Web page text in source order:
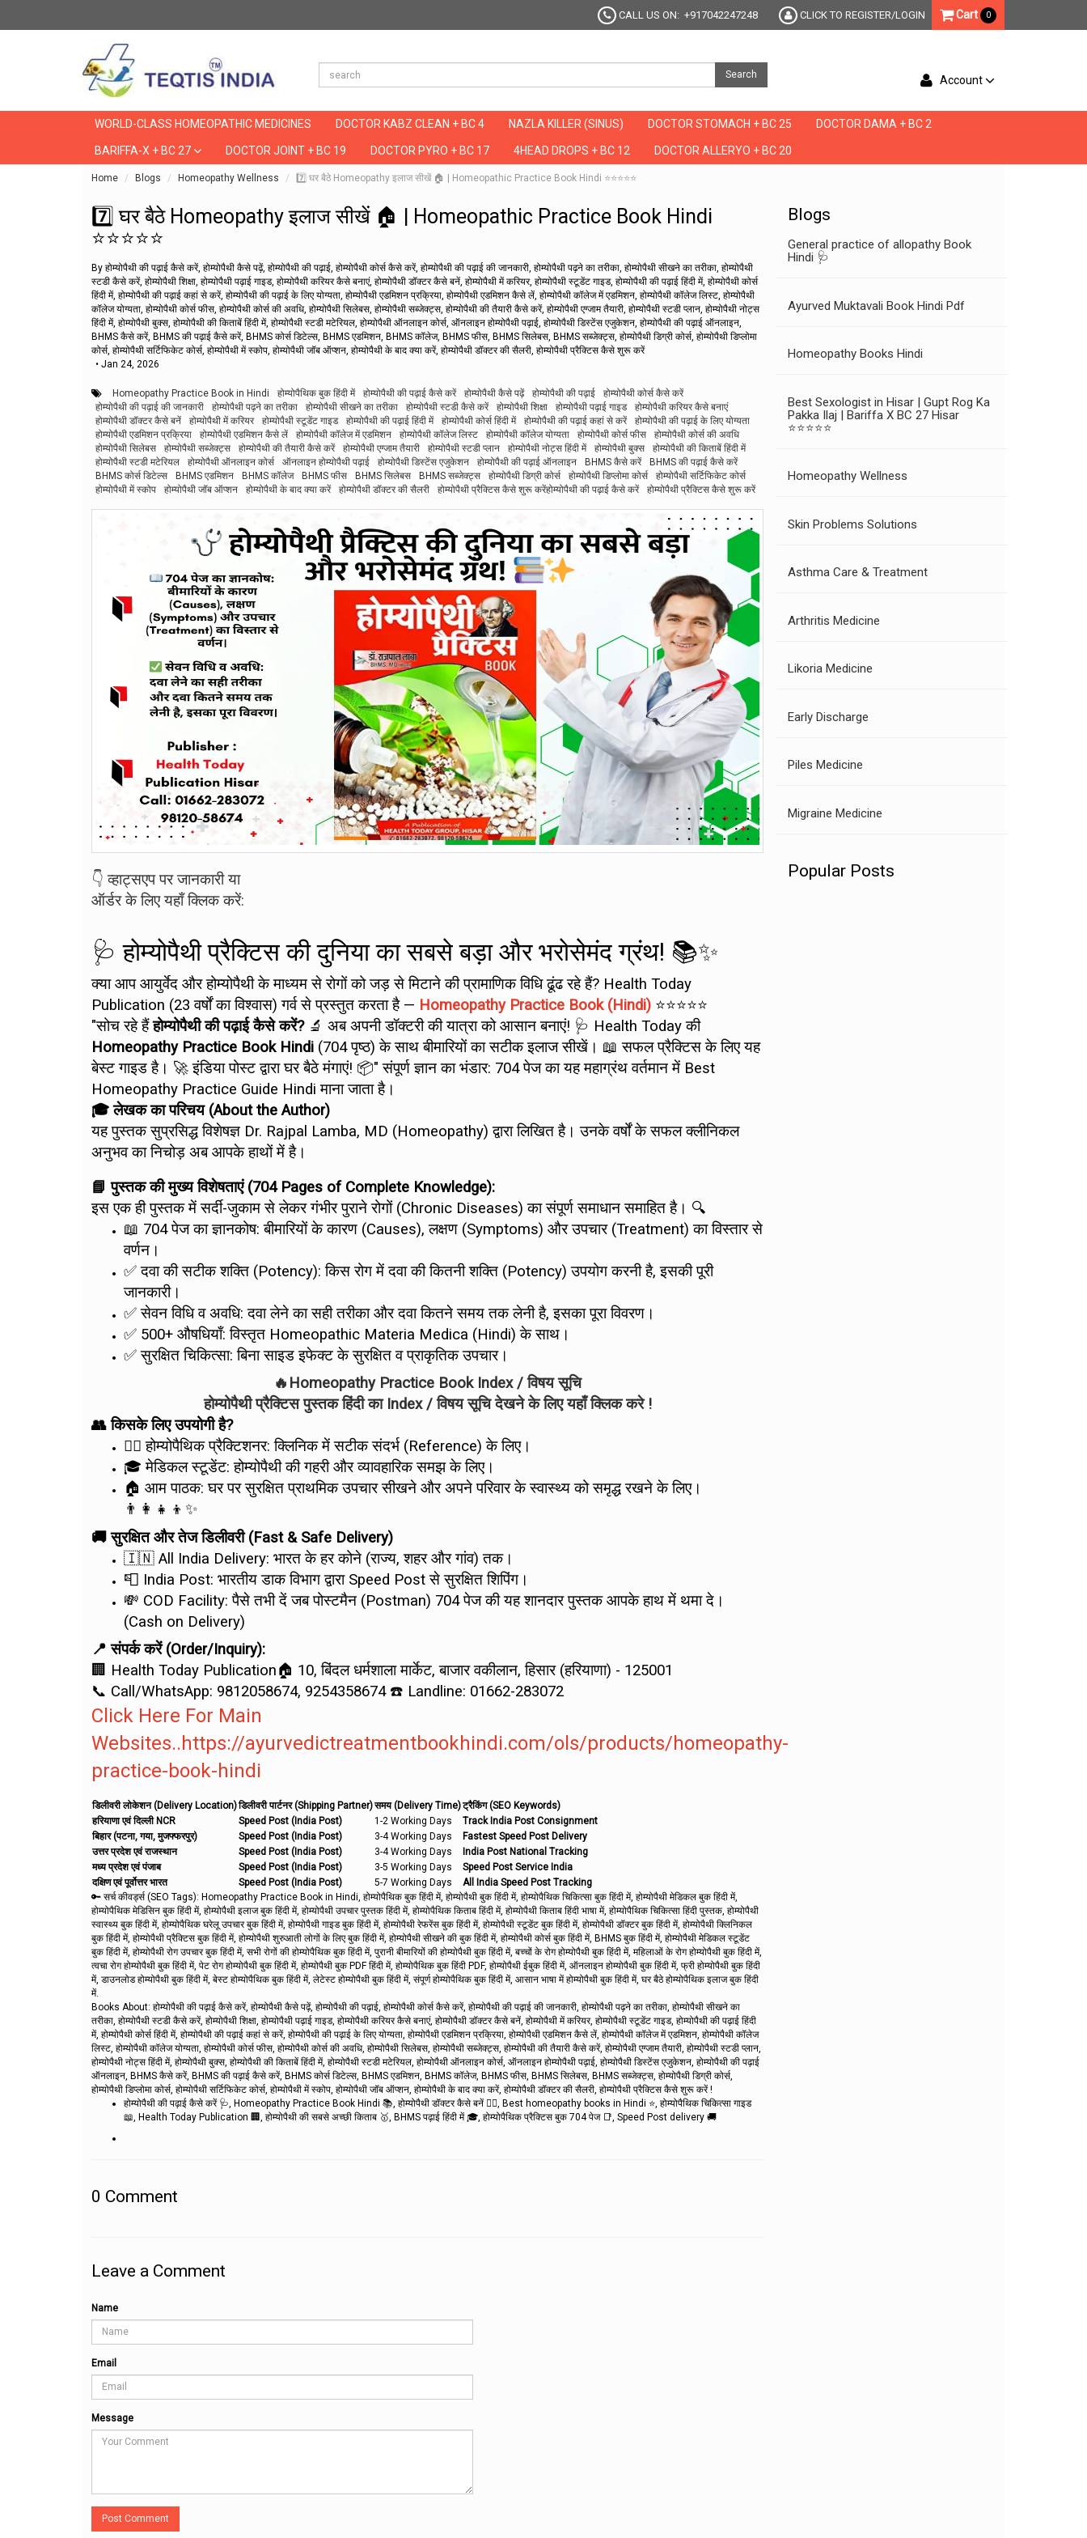
CALL US ON: +917042247248 CLICK TO REGISTER/LOGIN Cart 0
Search Account
WORLD-CLASS HOMEOPATHIC MEDICINES DOCTOR KABZ CLEAN + BC 4 NAZLA KILLER (SINUS) DOCTOR STOMACH + BC 25 DOCTOR DAMA + BC 2
BARIFFA-X + BC 27 DOCTOR JOINT + BC 19 DOCTOR PYRO + BC 17 4HEAD DROPS + BC 12 DOCTOR ALLERYO + BC 20
Home Blogs Homeopathy Wellness 7️⃣ घर बैठे Homeopathy इलाज सीखें 🏠 | Homeopathic Practice Book Hindi ⭐⭐⭐⭐⭐
7️⃣ घर बैठे Homeopathy इलाज सीखें 🏠 | Homeopathic Practice Book Hindi
⭐⭐⭐⭐⭐
By होम्योपैथी की पढ़ाई कैसे करें, होम्योपैथी कैसे पढ़ें, होम्योपैथी की पढ़ाई, होम्योपैथी कोर्स कैसे करें, होम्योपैथी की पढ़ाई की जानकारी, होम्योपैथी पढ़ने का तरीका, होम्योपैथी सीखने का तरीका, होम्योपैथी
स्टडी कैसे करें, होम्योपैथी शिक्षा, होम्योपैथी पढ़ाई गाइड, होम्योपैथी करियर कैसे बनाएं, होम्योपैथी डॉक्टर कैसे बनें, होम्योपैथी में करियर, होम्योपैथी स्टूडेंट गाइड, होम्योपैथी की पढ़ाई हिंदी में, होम्योपैथी कोर्स
हिंदी में, होम्योपैथी की पढ़ाई कहां से करें, होम्योपैथी की पढ़ाई के लिए योग्यता, होम्योपैथी एडमिशन प्रक्रिया, होम्योपैथी एडमिशन कैसे लें, होम्योपैथी कॉलेज में एडमिशन, होम्योपैथी कॉलेज लिस्ट, होम्योपैथी
कॉलेज योग्यता, होम्योपैथी कोर्स फीस, होम्योपैथी कोर्स की अवधि, होम्योपैथी सिलेबस, होम्योपैथी सब्जेक्ट्स, होम्योपैथी की तैयारी कैसे करें, होम्योपैथी एग्जाम तैयारी, होम्योपैथी स्टडी प्लान, होम्योपैथी नोट्स
हिंदी में, होम्योपैथी बुक्स, होम्योपैथी की किताबें हिंदी में, होम्योपैथी स्टडी मटेरियल, होम्योपैथी ऑनलाइन कोर्स, ऑनलाइन होम्योपैथी पढ़ाई, होम्योपैथी डिस्टेंस एजुकेशन, होम्योपैथी की पढ़ाई ऑनलाइन,
BHMS कैसे करें, BHMS की पढ़ाई कैसे करें, BHMS कोर्स डिटेल्स, BHMS एडमिशन, BHMS कॉलेज, BHMS फीस, BHMS सिलेबस, BHMS सब्जेक्ट्स, होम्योपैथी डिग्री कोर्स, होम्योपैथी डिप्लोमा
कोर्स, होम्योपैथी सर्टिफिकेट कोर्स, होम्योपैथी में स्कोप, होम्योपैथी जॉब ऑप्शन, होम्योपैथी के बाद क्या करें, होम्योपैथी डॉक्टर की सैलरी, होम्योपैथी प्रैक्टिस कैसे शुरू करें
• Jan 24, 2026
Homeopathy Practice Book in Hindi होम्योपैथिक बुक हिंदी में होम्योपैथी की पढ़ाई कैसे करें होम्योपैथी कैसे पढ़ें होम्योपैथी की पढ़ाई
होम्योपैथी कोर्स कैसे करें
होम्योपैथी की पढ़ाई की जानकारी
होम्योपैथी पढ़ने का तरीका होम्योपैथी सीखने का तरीका होम्योपैथी स्टडी कैसे करें होम्योपैथी शिक्षा होम्योपैथी पढ़ाई गाइड
होम्योपैथी करियर कैसे बनाएं
होम्योपैथी डॉक्टर कैसे बनें
होम्योपैथी में करियर होम्योपैथी स्टूडेंट गाइड होम्योपैथी की पढ़ाई हिंदी में होम्योपैथी कोर्स हिंदी में होम्योपैथी की पढ़ाई कहां से करें
होम्योपैथी की पढ़ाई के लिए योग्यता
होम्योपैथी एडमिशन प्रक्रिया
होम्योपैथी एडमिशन कैसे लें होम्योपैथी कॉलेज में एडमिशन होम्योपैथी कॉलेज लिस्ट होम्योपैथी कॉलेज योग्यता होम्योपैथी कोर्स फीस
होम्योपैथी कोर्स की अवधि
होम्योपैथी सिलेबस
होम्योपैथी सब्जेक्ट्स होम्योपैथी की तैयारी कैसे करें होम्योपैथी एग्जाम तैयारी होम्योपैथी स्टडी प्लान होम्योपैथी नोट्स हिंदी में होम्योपैथी बुक्स
होम्योपैथी की किताबें हिंदी में
होम्योपैथी स्टडी मटेरियल
होम्योपैथी ऑनलाइन कोर्स ऑनलाइन होम्योपैथी पढ़ाई होम्योपैथी डिस्टेंस एजुकेशन होम्योपैथी की पढ़ाई ऑनलाइन BHMS कैसे करें
BHMS की पढ़ाई कैसे करें
BHMS कोर्स डिटेल्स
BHMS एडमिशन BHMS कॉलेज BHMS फीस BHMS सिलेबस BHMS सब्जेक्ट्स होम्योपैथी डिग्री कोर्स होम्योपैथी डिप्लोमा कोर्स
होम्योपैथी सर्टिफिकेट कोर्स
होम्योपैथी में स्कोप
होम्योपैथी जॉब ऑप्शन होम्योपैथी के बाद क्या करें होम्योपैथी डॉक्टर की सैलरी होम्योपैथी प्रैक्टिस कैसे शुरू करेंहोम्योपैथी की पढ़ाई कैसे करें होम्योपैथी प्रैक्टिस कैसे शुरू करें
👇 व्हाट्सएप पर जानकारी या
ऑर्डर के लिए यहाँ क्लिक करें:
🩺 होम्योपैथी प्रैक्टिस की दुनिया का सबसे बड़ा और भरोसेमंद ग्रंथ! 📚✨
क्या आप आयुर्वेद और होम्योपैथी के माध्यम से रोगों को जड़ से मिटाने की प्रामाणिक विधि ढूंढ रहे हैं? Health Today
Publication (23 वर्षों का विश्वास) गर्व से प्रस्तुत करता है — Homeopathy Practice Book (Hindi) ⭐⭐⭐⭐⭐
"सोच रहे हैंहोम्योपैथी की पढ़ाई कैसे करें?🔬 अब अपनी डॉक्टरी की यात्रा को आसान बनाएं! 🩺 Health Today की
Homeopathy Practice Book Hindi (704 पृष्ठ) के साथ बीमारियों का सटीक इलाज सीखें। 📖 सफल प्रैक्टिस के लिए यह
बेस्ट गाइड है। 🚀 इंडिया पोस्ट द्वारा घर बैठे मंगाएं! 📦" संपूर्ण ज्ञान का भंडार: 704 पेज का यह महाग्रंथ वर्तमान में Best
Homeopathy Practice Guide Hindi माना जाता है।
🎓 लेखक का परिचय (About the Author)
यह पुस्तक सुप्रसिद्ध विशेषज्ञ Dr. Rajpal Lamba, MD (Homeopathy) द्वारा लिखित है। उनके वर्षों के सफल क्लीनिकल
अनुभव का निचोड़ अब आपके हाथों में है।
📘 पुस्तक की मुख्य विशेषताएं (704 Pages of Complete Knowledge):
इस एक ही पुस्तक में सर्दी-जुकाम से लेकर गंभीर पुराने रोगों (Chronic Diseases) का संपूर्ण समाधान समाहित है। 🔍
📖 704 पेज का ज्ञानकोष: बीमारियों के कारण (Causes), लक्षण (Symptoms) और उपचार (Treatment) का विस्तार से
वर्णन।
✅ दवा की सटीक शक्ति (Potency): किस रोग में दवा की कितनी शक्ति (Potency) उपयोग करनी है, इसकी पूरी
जानकारी।
✅ सेवन विधि व अवधि: दवा लेने का सही तरीका और दवा कितने समय तक लेनी है, इसका पूरा विवरण।
✅ 500+ औषधियाँ: विस्तृत Homeopathic Materia Medica (Hindi) के साथ।
✅ सुरक्षित चिकित्सा: बिना साइड इफेक्ट के सुरक्षित व प्राकृतिक उपचार।
🔥Homeopathy Practice Book Index / विषय सूचि
होम्योपैथी प्रैक्टिस पुस्तक हिंदी का Index / विषय सूचि देखने के लिए यहाँ क्लिक करे !
👥 किसके लिए उपयोगी है?
👨‍⚕️ होम्योपैथिक प्रैक्टिशनर: क्लिनिक में सटीक संदर्भ (Reference) के लिए।
🎓 मेडिकल स्टूडेंट: होम्योपैथी की गहरी और व्यावहारिक समझ के लिए।
🏠 आम पाठक: घर पर सुरक्षित प्राथमिक उपचार सीखने और अपने परिवार के स्वास्थ्य को समृद्ध रखने के लिए।
👨‍👩‍👧‍👦✨
🚚 सुरक्षित और तेज डिलीवरी (Fast & Safe Delivery)
🇮🇳 All India Delivery: भारत के हर कोने (राज्य, शहर और गांव) तक।
📮 India Post: भारतीय डाक विभाग द्वारा Speed Post से सुरक्षित शिपिंग।
💸 COD Facility: पैसे तभी दें जब पोस्टमैन (Postman) 704 पेज की यह शानदार पुस्तक आपके हाथ में थमा दे।
(Cash on Delivery)
📍 संपर्क करें (Order/Inquiry):
🏢 Health Today Publication🏠 10, बिंदल धर्मशाला मार्केट, बाजार वकीलान, हिसार (हरियाणा) - 125001
📞 Call/WhatsApp: 9812058674, 9254358674 ☎️ Landline: 01662-283072
Click Here For Main
Websites..https://ayurvedictreatmentbookhindi.com/ols/products/homeopathy-
practice-book-hindi
डिलीवरी लोकेशन (Delivery Location)डिलीवरी पार्टनर (Shipping Partner)समय (Delivery Time)ट्रैकिंग (SEO Keywords)
हरियाणा एवं दिल्ली NCR
Speed Post (India Post) 1-2 Working Days
Track India Post Consignment
बिहार (पटना, गया, मुजफ्फरपुर)
Speed Post (India Post) 3-4 Working Days
Fastest Speed Post Delivery
उत्तर प्रदेश एवं राजस्थान
Speed Post (India Post) 3-4 Working Days
India Post National Tracking
मध्य प्रदेश एवं पंजाब
Speed Post (India Post) 3-5 Working Days
Speed Post Service India
दक्षिण एवं पूर्वोत्तर भारत
Speed Post (India Post) 5-7 Working Days
All India Speed Post Tracking
🔑 सर्च कीवर्ड्स (SEO Tags): Homeopathy Practice Book in Hindi, होम्योपैथिक बुक हिंदी में, होम्योपैथी बुक हिंदी में, होम्योपैथिक चिकित्सा बुक हिंदी में, होम्योपैथी मेडिकल बुक हिंदी में,
होम्योपैथिक मेडिसिन बुक हिंदी में, होम्योपैथी इलाज बुक हिंदी में, होम्योपैथी उपचार पुस्तक हिंदी में, होम्योपैथिक किताब हिंदी में, होम्योपैथी किताब हिंदी भाषा में, होम्योपैथिक चिकित्सा हिंदी पुस्तक, होम्योपैथी
स्वास्थ्य बुक हिंदी में, होम्योपैथिक घरेलू उपचार बुक हिंदी में, होम्योपैथी गाइड बुक हिंदी में, होम्योपैथी रेफरेंस बुक हिंदी में, होम्योपैथी स्टूडेंट बुक हिंदी में, होम्योपैथी डॉक्टर बुक हिंदी में, होम्योपैथी क्लिनिकल
बुक हिंदी में, होम्योपैथी प्रैक्टिस बुक हिंदी में, होम्योपैथी शुरुआती लोगों के लिए बुक हिंदी में, होम्योपैथी सीखने की बुक हिंदी में, होम्योपैथी कोर्स बुक हिंदी में, BHMS बुक हिंदी में, होम्योपैथी मेडिकल स्टूडेंट
बुक हिंदी में, होम्योपैथी रोग उपचार बुक हिंदी में, सभी रोगों की होम्योपैथिक बुक हिंदी में, पुरानी बीमारियों की होम्योपैथी बुक हिंदी में, बच्चों के रोग होम्योपैथी बुक हिंदी में, महिलाओं के रोग होम्योपैथी बुक हिंदी में,
त्वचा रोग होम्योपैथी बुक हिंदी में, पेट रोग होम्योपैथी बुक हिंदी में, होम्योपैथी बुक PDF हिंदी में, होम्योपैथिक बुक हिंदी PDF, होम्योपैथी ईबुक हिंदी में, ऑनलाइन होम्योपैथी बुक हिंदी में, फ्री होम्योपैथी बुक हिंदी
में, डाउनलोड होम्योपैथी बुक हिंदी में, बेस्ट होम्योपैथिक बुक हिंदी में, लेटेस्ट होम्योपैथी बुक हिंदी में, संपूर्ण होम्योपैथिक बुक हिंदी में, आसान भाषा में होम्योपैथी बुक हिंदी में, घर बैठे होम्योपैथिक इलाज बुक हिंदी
में.
Books About: होम्योपैथी की पढ़ाई कैसे करें, होम्योपैथी कैसे पढ़ें, होम्योपैथी की पढ़ाई, होम्योपैथी कोर्स कैसे करें, होम्योपैथी की पढ़ाई की जानकारी, होम्योपैथी पढ़ने का तरीका, होम्योपैथी सीखने का
तरीका, होम्योपैथी स्टडी कैसे करें, होम्योपैथी शिक्षा, होम्योपैथी पढ़ाई गाइड, होम्योपैथी करियर कैसे बनाएं, होम्योपैथी डॉक्टर कैसे बनें, होम्योपैथी में करियर, होम्योपैथी स्टूडेंट गाइड, होम्योपैथी की पढ़ाई हिंदी
में, होम्योपैथी कोर्स हिंदी में, होम्योपैथी की पढ़ाई कहां से करें, होम्योपैथी की पढ़ाई के लिए योग्यता, होम्योपैथी एडमिशन प्रक्रिया, होम्योपैथी एडमिशन कैसे लें, होम्योपैथी कॉलेज में एडमिशन, होम्योपैथी कॉलेज
लिस्ट, होम्योपैथी कॉलेज योग्यता, होम्योपैथी कोर्स फीस, होम्योपैथी कोर्स की अवधि, होम्योपैथी सिलेबस, होम्योपैथी सब्जेक्ट्स, होम्योपैथी की तैयारी कैसे करें, होम्योपैथी एग्जाम तैयारी, होम्योपैथी स्टडी प्लान,
होम्योपैथी नोट्स हिंदी में, होम्योपैथी बुक्स, होम्योपैथी की किताबें हिंदी में, होम्योपैथी स्टडी मटेरियल, होम्योपैथी ऑनलाइन कोर्स, ऑनलाइन होम्योपैथी पढ़ाई, होम्योपैथी डिस्टेंस एजुकेशन, होम्योपैथी की पढ़ाई
ऑनलाइन, BHMS कैसे करें, BHMS की पढ़ाई कैसे करें, BHMS कोर्स डिटेल्स, BHMS एडमिशन, BHMS कॉलेज, BHMS फीस, BHMS सिलेबस, BHMS सब्जेक्ट्स, होम्योपैथी डिग्री कोर्स,
होम्योपैथी डिप्लोमा कोर्स, होम्योपैथी सर्टिफिकेट कोर्स, होम्योपैथी में स्कोप, होम्योपैथी जॉब ऑप्शन, होम्योपैथी के बाद क्या करें, होम्योपैथी डॉक्टर की सैलरी, होम्योपैथी प्रैक्टिस कैसे शुरू करें !
होम्योपैथी की पढ़ाई कैसे करें 🩺, Homeopathy Practice Book Hindi 📚, होम्योपैथी डॉक्टर कैसे बनें 👨‍⚕️, Best homeopathy books in Hindi ⭐, होम्योपैथिक चिकित्सा गाइड
📖, Health Today Publication 🏢, होम्योपैथी की सबसे अच्छी किताब 🥇, BHMS पढ़ाई हिंदी में 🎓, होम्योपैथिक प्रैक्टिस बुक 704 पेज 📑, Speed Post delivery 🚚
0 Comment
Leave a Comment
Name
Email
Message
Post Comment
Blogs
General practice of allopathy Book
Hindi 🩺
Ayurved Muktavali Book Hindi Pdf
Homeopathy Books Hindi
Best Sexologist in Hisar | Gupt Rog Ka
Pakka Ilaj | Bariffa X BC 27 Hisar
⭐⭐⭐⭐⭐
Homeopathy Wellness
Skin Problems Solutions
Asthma Care & Treatment
Arthritis Medicine
Likoria Medicine
Early Discharge
Piles Medicine
Migraine Medicine
Popular Posts